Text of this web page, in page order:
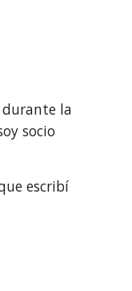
durante la
socio
escribí